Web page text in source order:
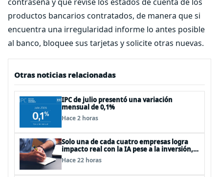
productos bancarios contratados, de manera que si
encuentra una irregularidad informe lo antes posible
al banco, bloquee sus tarjetas y solicite otras nuevas.
Otras noticias relacionadas
IPC de julio presentó una variación
mensual de 0,1%
Hace 2 horas
Solo una de cada cuatro empresas logra
impacto real con la IA pese a la inversión,
según el Foro Económico Mundial
Hace 22 horas